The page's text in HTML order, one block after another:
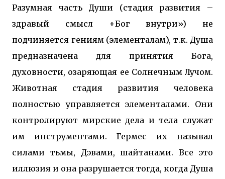
Разумная часть Души (стадия развития –
здравый смысл +Бог внутри») не
подчиняется гениям (элементалам), т.к. Душа
предназначена для принятия Бога,
духовности, озаряющая ее Солнечным Лучом.
Животная стадия развития человека
полностью управляется элементалами. Они
контролируют мирские дела и тела служат
им инструментами. Гермес их называл
силами тьмы, Дэвами, шайтанами. Все это
иллюзия и она разрушается тогда, когда Душа